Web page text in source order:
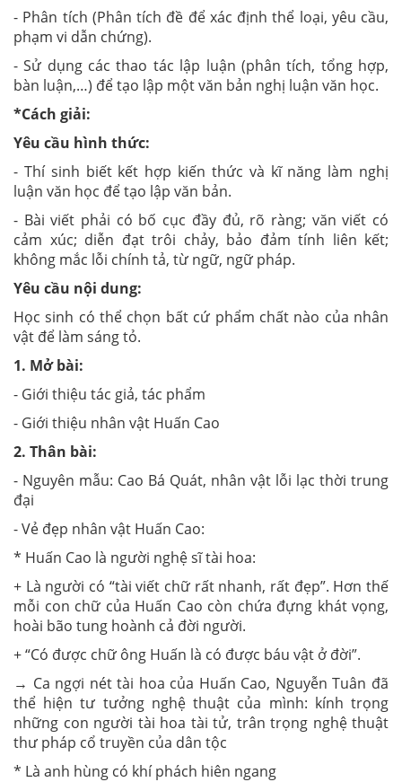
- Phân tích (Phân tích đề để xác định thể loại, yêu cầu,
phạm vi dẫn chứng).
- Sử dụng các thao tác lập luận (phân tích, tổng hợp,
bàn luận,…) để tạo lập một văn bản nghị luận văn học.
*Cách giải:
Yêu cầu hình thức:
- Thí sinh biết kết hợp kiến thức và kĩ năng làm nghị
luận văn học để tạo lập văn bản.
- Bài viết phải có bố cục đầy đủ, rõ ràng; văn viết có
cảm xúc; diễn đạt trôi chảy, bảo đảm tính liên kết;
không mắc lỗi chính tả, từ ngữ, ngữ pháp.
Yêu cầu nội dung:
Học sinh có thể chọn bất cứ phẩm chất nào của nhân
vật để làm sáng tỏ.
1. Mở bài:
- Giới thiệu tác giả, tác phẩm
- Giới thiệu nhân vật Huấn Cao
2. Thân bài:
- Nguyên mẫu: Cao Bá Quát, nhân vật lỗi lạc thời trung
đại
- Vẻ đẹp nhân vật Huấn Cao:
* Huấn Cao là người nghệ sĩ tài hoa:
+ Là người có “tài viết chữ rất nhanh, rất đẹp”. Hơn thế
mỗi con chữ của Huấn Cao còn chứa đựng khát vọng,
hoài bão tung hoành cả đời người.
+ “Có được chữ ông Huấn là có được báu vật ở đời”.
→ Ca ngợi nét tài hoa của Huấn Cao, Nguyễn Tuân đã
thể hiện tư tưởng nghệ thuật của mình: kính trọng
những con người tài hoa tài tử, trân trọng nghệ thuật
thư pháp cổ truyền của dân tộc
* Là anh hùng có khí phách hiên ngang